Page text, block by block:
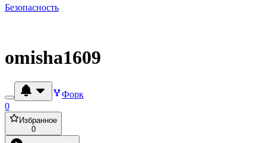
Безопасность
omisha1609
Форк
0
Избранное
0